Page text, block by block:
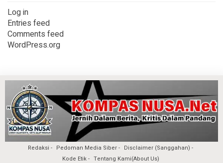
Log in
Entries feed
Comments feed
WordPress.org
Redaksi Pedoman Media Siber
Disclaimer (Sanggahan)
Kode Etik
Tentang Kami(About Us)